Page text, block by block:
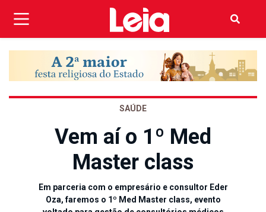
SAÚDE
Vem aí o 1º Med
Master class
Em parceria com o empresário e consultor Eder
Oza, faremos o 1º Med Master class, evento